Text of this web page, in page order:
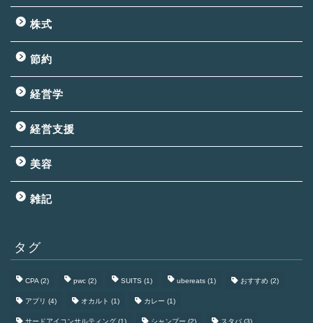
株式
節約
経営学
経営支援
美容
雑記
タグ
CPA (2) pwc (2) SUITS (1) ubereats (1) おすすめ (2)
アプリ (4) オカルト (1) カレー (1)
サードアイコンサルティング (1) シャンプー (2) スタバ (3)